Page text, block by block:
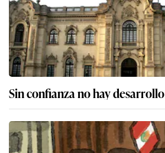
Sin confianza no hay desarrollo